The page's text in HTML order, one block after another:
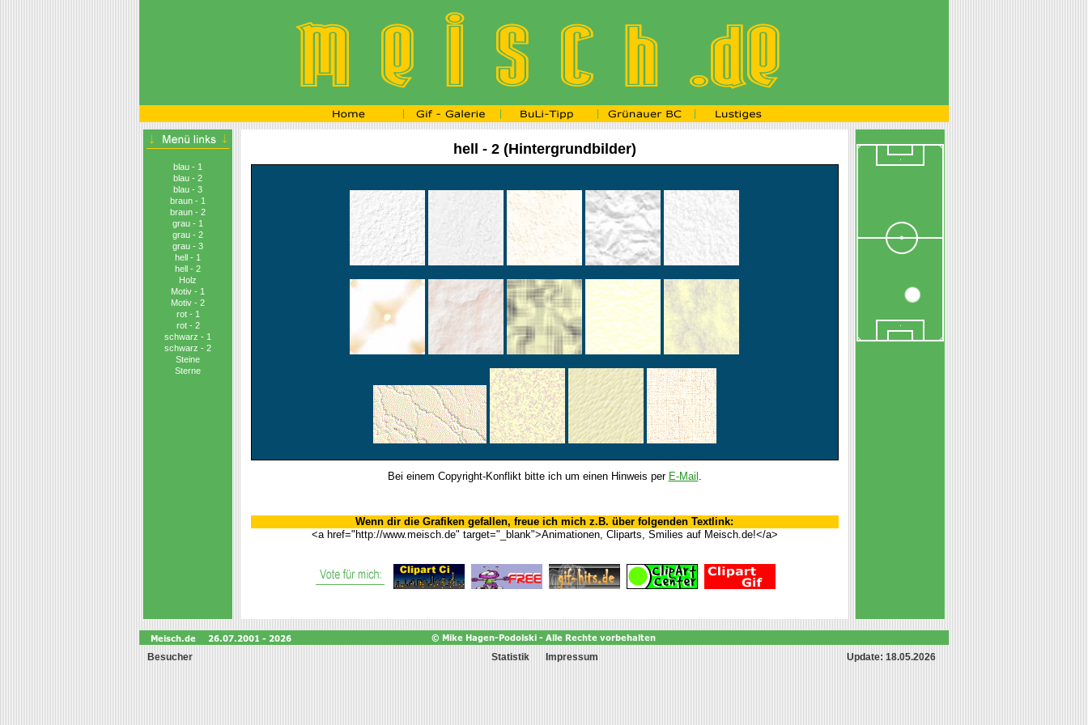
blau - 1
blau - 2
blau - 3
braun - 1
braun - 2
grau - 1
grau - 2
grau - 3
hell - 1
hell - 2
Holz
Motiv - 1
Motiv - 2
rot - 1
rot - 2
schwarz - 1
schwarz - 2
Steine
Sterne
hell - 2 (Hintergrundbilder)
Bei einem Copyright-Konflikt bitte ich um einen Hinweis per E-Mail
Wenn dir die Grafiken gefallen, freue ich mich z.B. über folgenden Textlink:
<a href="http://www.meisch.de" target="_blank">Animationen, Cliparts, Smilies auf Meisch.de!</a>
Besucher Statistik Impressum Update: 18.05.2026